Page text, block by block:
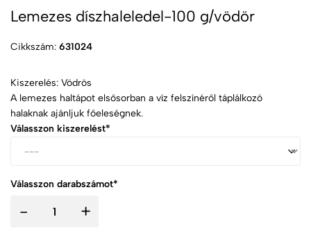
Lemezes díszhaleledel-100 g/vödör
Cikkszám: 631024
Kiszerelés: Vödrös
A lemezes haltápot elsősorban a víz felszínéről táplálkozó
halaknak ajánljuk főeleségnek.
Válasszon kiszerelést*
Válasszon darabszámot*
- +